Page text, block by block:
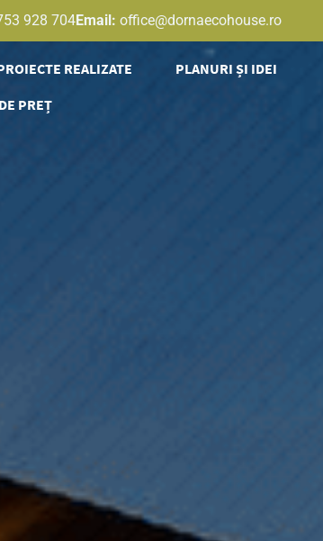
928 704Email: office@dornaecohouse.ro
REALIZATE
PLANURI ȘI IDEI
PREȚ